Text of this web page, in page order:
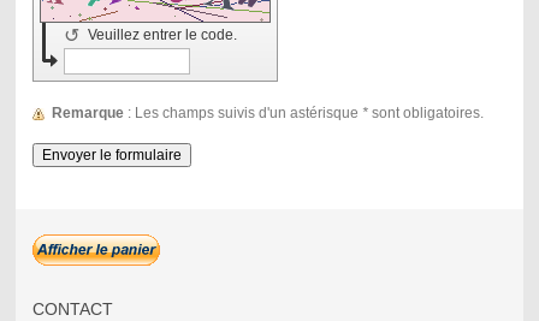
Veuillez entrer le code.
↺
Remarque : Les champs suivis d'un astérisque *sont obligatoires.
CONTACT